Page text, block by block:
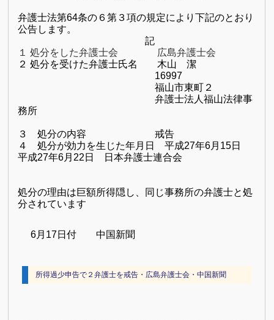
弁護士法第64条の６第３項の規定により下記のとおり
公告します。
記
１ 処分をした弁護士会 広島弁護士会
２ 処分を受けた弁護士氏名 木山 潔
16997
福山市東町２
弁護士法人福山法律事
務所
３ 処分の内容 戒告
４ 処分が効力を生じた年月日 平成27年6月15日
平成27年6月22日 日本弁護士連合会
処分の理由は巨額所得隠し、同じ事務所の弁護士と処
分されています
6月17日付 中国新聞
所得過少申告で２弁護士を戒告・広島弁護士会・中国新聞